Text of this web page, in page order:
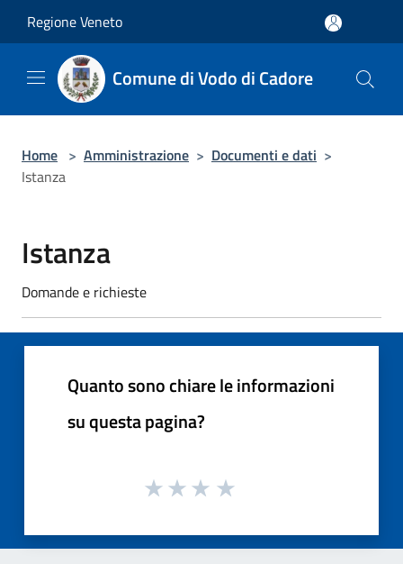
Regione Veneto
Comune di Vodo di Cadore
Home > Amministrazione > Documenti e dati >
Istanza
Istanza
Domande e richieste
Quanto sono chiare le informazioni
su questa pagina?